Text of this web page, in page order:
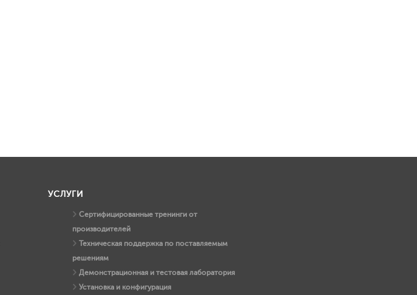
УСЛУГИ
Сертифицированные тренинги от
производителей
Техническая поддержка по поставляемым
решениям
Демонстрационная и тестовая лаборатория
Установка и конфигурация